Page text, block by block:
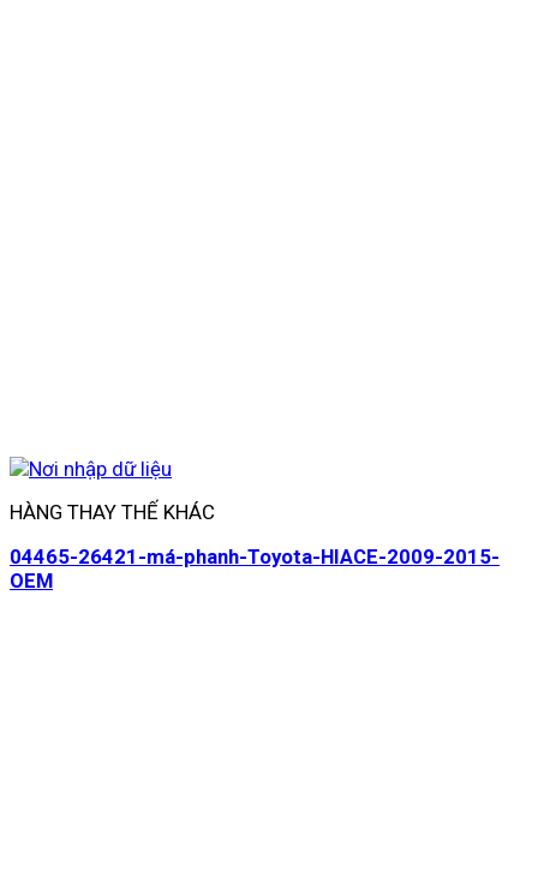
HÀNG THAY THẾ KHÁC
04465-26421-má-phanh-Toyota-HIACE-2009-2015-
OEM